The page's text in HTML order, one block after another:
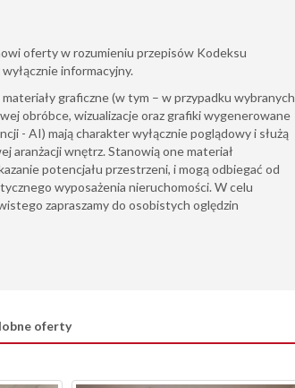
oferty w rozumieniu przepisów Kodeksu
informacyjny.
graficzne (w tym – w przypadku wybranych
obróbce, wizualizacje oraz grafiki wygenerowane
- AI) mają charakter wyłącznie poglądowy i służą
aranżacji wnętrz. Stanowią one materiał
potencjału przestrzeni, i mogą odbiegać od
wyposażenia nieruchomości. W celu
zapraszamy do osobistych oględzin
oferty